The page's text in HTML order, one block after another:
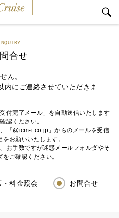
合せ
ん。
内にご連絡させていただきま
付完了メール」を自動送信いたします
認ください。
「@icm-i.co.jp」からのメールを受信
お願いいたします。
お手数ですが迷惑メールフォルダやそ
ご確認ください。
・料金照会 お問合せ